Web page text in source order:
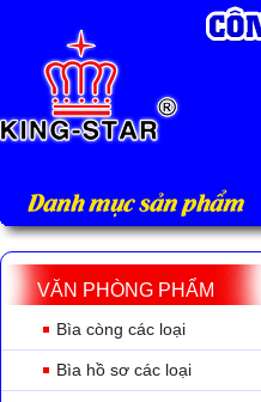
Danh mục sản phẩm
VĂN PHÒNG PHẨM
Bìa còng các loại
Bìa hồ sơ các loại